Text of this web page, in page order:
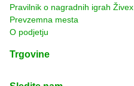
Pravilnik o nagradnih igrah Živex
Prevzemna mesta
O podjetju
Trgovine